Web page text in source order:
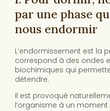
par une phase
nous endormir
L’endormissement est la
correspond à des ondes
biochimiques qui
détendre.
Il est provoqué
l’organisme à un